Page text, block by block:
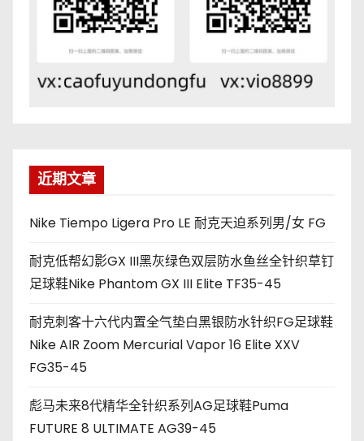
近期文章
Nike Tiempo Ligera Pro LE 耐克天迫系列男/女 FG
耐克低帮幻影GX III黑灰绿色双层防水鱼丝全针织草钉
足球鞋Nike Phantom GX III Elite TF35-45
耐克刺客十六代内置全气垫白黑银防水针织FG足球鞋
Nike AIR Zoom Mercurial Vapor 16 Elite XXV
FG35-45
彪马未来8代精华全针织系列AG足球鞋Puma
FUTURE 8 ULTIMATE AG39-45